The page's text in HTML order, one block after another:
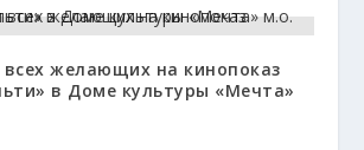
желающих на кинопоказ
в Доме культуры «Мечта»